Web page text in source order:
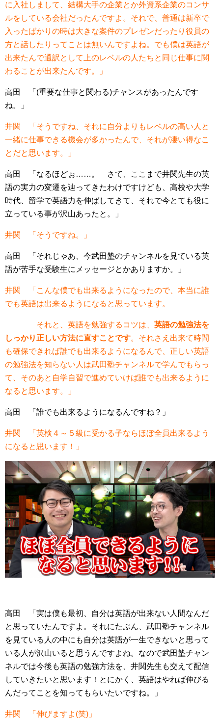
に入社しまして、結構大手の企業とか外資系企業のコンサ
ルをしている会社だったんですよ。それで、普通は新卒で
入ったばかりの時は大きな案件のプレゼンだったり役員の
方と話したりってことは無いんですよね。でも僕は英語が
出来たんで通訳として上のレベルの人たちと同じ仕事に関
わることが出来たんです。」
高田 「(重要な仕事と関わる)チャンスがあったんです
ね。」
井関 「そうですね、それに自分よりもレベルの高い人と
一緒に仕事できる機会が多かったんで、それが凄い得なこ
とだと思います。」
高田 「なるほどぉ……。 さて、ここまで井関先生の英
語の実力の変遷を辿ってきたわけですけども、高校や大学
時代、留学で英語力を伸ばしてきて、それで今とても役に
立っている事が沢山あったと。」
井関 「そうですね。」
高田 「それじゃあ、今武田塾のチャンネルを見ている英
語が苦手な受験生にメッセージとかありますか。」
井関 「こんな僕でも出来るようになったので、本当に誰
でも英語は出来るようになると思っています。
それと、英語を勉強するコツは、 英語の勉強法を
しっかり正しい方法に直すことです。それさえ出来て時間
も確保できれば誰でも出来るようになるんで、正しい英語
の勉強法を知らない人は武田塾チャンネルで学んでもらっ
て、そのあと自学自習で進めていけば誰でも出来るように
なると思います。」
高田 「誰でも出来るようになるんですね？」
井関 「英検４～５級に受かる子ならほぼ全員出来るよう
になると思います！」
高田 「実は僕も最初、自分は英語が出来ない人間なんだ
と思っていたんですよ。それにたぶん、武田塾チャンネル
を見ている人の中にも自分は英語が一生できないと思って
いる人が沢山いると思うんですよね。なので武田塾チャン
ネルでは今後も英語の勉強方法を、井関先生も交えて配信
していきたいと思います！とにかく、英語はやれば伸びる
んだってことを知ってもらいたいですね。」
井関 「伸びますよ(笑)」